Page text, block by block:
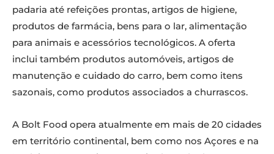
padaria até refeições prontas, artigos de higiene,
produtos de farmácia, bens para o lar, alimentação
para animais e acessórios tecnológicos. A oferta
inclui também produtos automóveis, artigos de
manutenção e cuidado do carro, bem como itens
sazonais, como produtos associados a churrascos.
A Bolt Food opera atualmente em mais de 20 cidades
em território continental, bem como nos Açores e na